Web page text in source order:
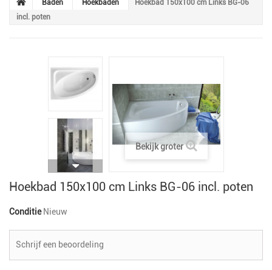
Baden Hoekbaden
Hoekbad 150x100 cm Links BG-06
incl. poten
Bekijk groter
Hoekbad 150x100 cm Links BG-06 incl. poten
Conditie Nieuw
Schrijf een beoordeling